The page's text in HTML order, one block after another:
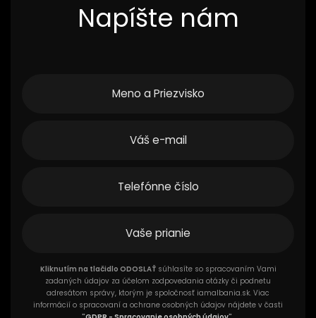
Napíšte nám
Kliknutím na tlačidlo ODOSLAŤ súhlasíte so spracovaním Vami
zadaných údajov za účelom zodpovedania otázky či podnetu
adresátom správy, ktorým je spoločnosť iamalbania.sk. Viac
informácií o spracovaní a ochrane osobných údajov nájdete v časti